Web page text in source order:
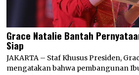
Grace Natalie Bantah
Siap
JAKARTA – Staf Khusus Presiden,
mengatakan bahwa pembangunan